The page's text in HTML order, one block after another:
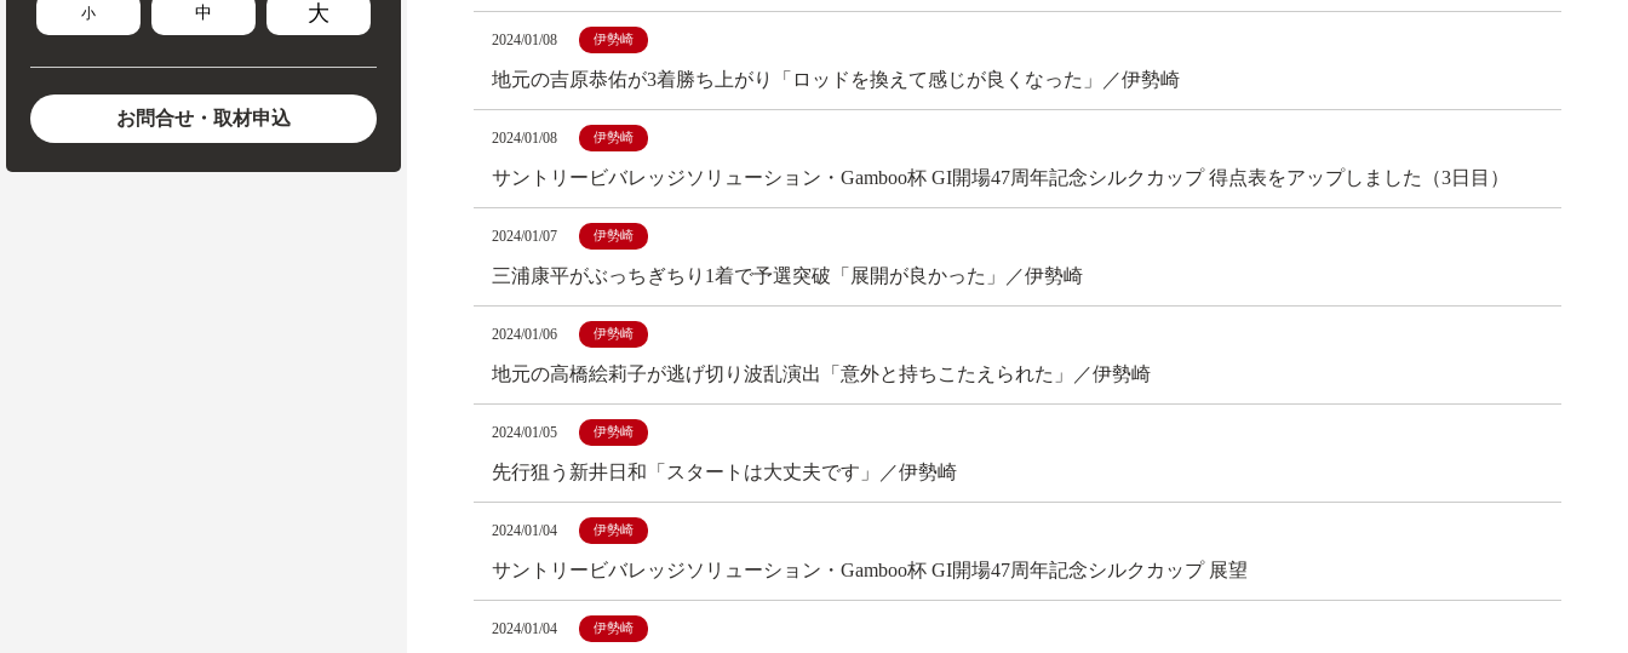
小 中 大
お問合せ・取材申込
2024/01/08 伊勢崎
地元の吉原恭佑が3着勝ち上がり「ロッドを換えて感じが良くなった」／伊勢崎
2024/01/08 伊勢崎
サントリービバレッジソリューション・Gamboo杯 GI開場47周年記念シルクカップ 得点表をアップしました（3日目）
2024/01/07 伊勢崎
三浦康平がぶっちぎちり1着で予選突破「展開が良かった」／伊勢崎
2024/01/06 伊勢崎
地元の高橋絵莉子が逃げ切り波乱演出「意外と持ちこたえられた」／伊勢崎
2024/01/05 伊勢崎
先行狙う新井日和「スタートは大丈夫です」／伊勢崎
2024/01/04 伊勢崎
サントリービバレッジソリューション・Gamboo杯 GI開場47周年記念シルクカップ 展望
2024/01/04 伊勢崎